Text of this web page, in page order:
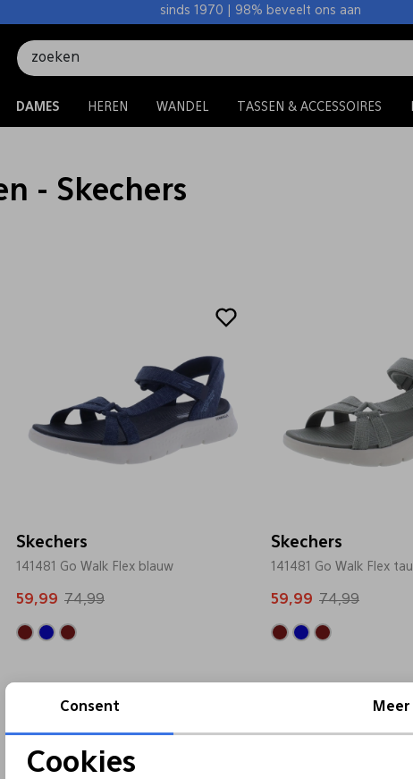
sinds 1970 | 98% beveelt ons aan
DAMES HEREN WANDEL TASSEN & ACCESSOIRES
- Skechers
Skechers
141481 Go Walk Flex blauw
59,99 74,99
Skechers
141481 Go Walk Flex
59,99 74,99
Consent
Cookies